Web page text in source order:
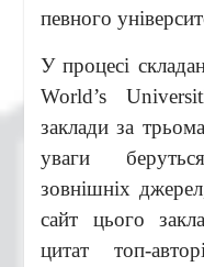
певного
У процесі
World’s
заклади за
уваги
зовнішніх
сайт цього
цитат топ-